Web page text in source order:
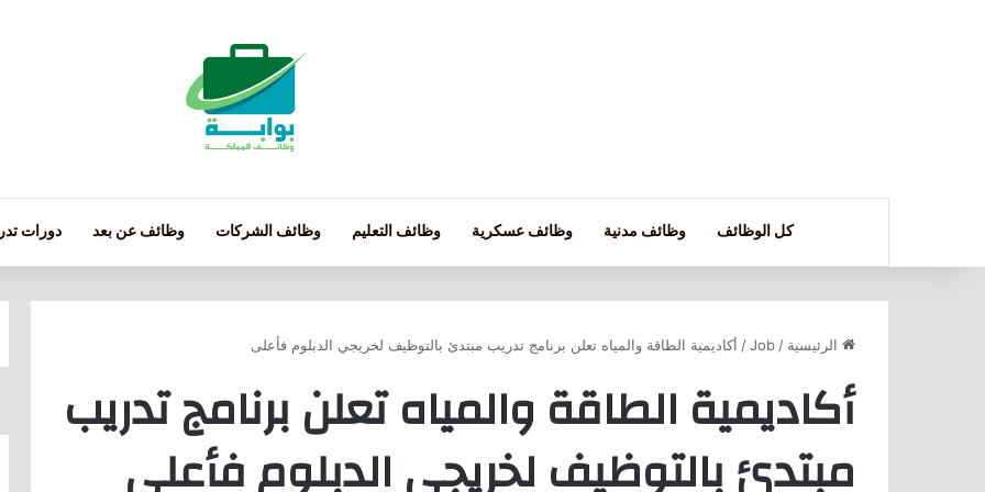
كل الوظائف وظائف مدنية وظائف عسكرية وظائف التعليم وظائف الشركات وظائف عن بعد دورات
الرئيسية /
Job
/ أكاديمية الطاقة والمياه تعلن برنامج تدريب مبتدئ بالتوظيف لخريجي الدبلوم فأعلى
أكاديمية الطاقة والمياه تعلن برنامج تدريب
مبتدئ بالتوظيف لخريجي الدبلوم فأعلى